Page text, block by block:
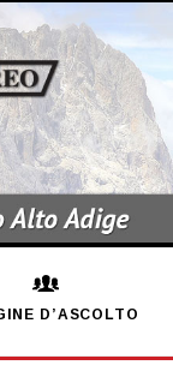
D’ASCOLTO